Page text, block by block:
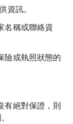
資訊。
名稱或聯絡資
險或執照狀態的
有絕對保證，則